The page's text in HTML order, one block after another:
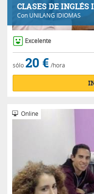
CLASES DE
Con UNILANG IDIOMAS
Excelente
sólo20 € /hora
Online